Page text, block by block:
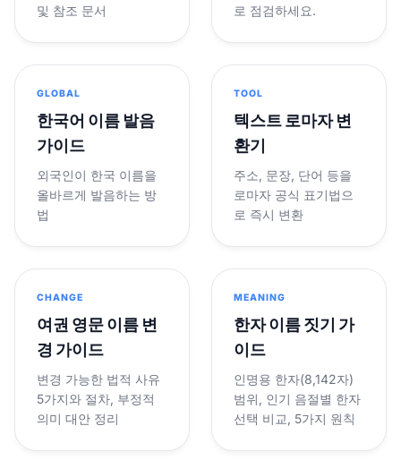
및 참조 문서
로 점검하세요.
GLOBAL
한국어 이름 발음
가이드
외국인이 한국 이름을
올바르게 발음하는 방
법
TOOL
텍스트 로마자 변
환기
주소, 문장, 단어 등을
로마자 공식 표기법으
로 즉시 변환
CHANGE
여권 영문 이름 변
경 가이드
변경 가능한 법적 사유
5가지와 절차, 부정적
의미 대안 정리
MEANING
한자 이름 짓기 가
이드
인명용 한자(8,142자)
범위, 인기 음절별 한자
선택 비교, 5가지 원칙